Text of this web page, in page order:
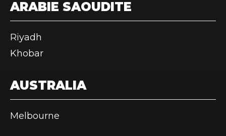
ARABIE SAOUDITE
Riyadh
Khobar
AUSTRALIA
Melbourne